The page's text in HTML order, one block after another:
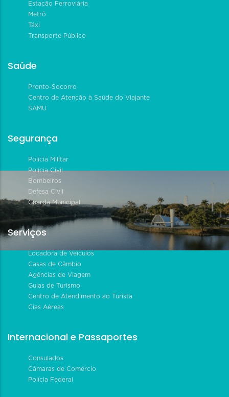
Estação Ferroviária
Metrô
Táxi
Transporte Público
Saúde
Pronto-Socorro
Centro de Atenção à Saúde do Viajante
SAMU
Segurança
Polícia Militar
Polícia Civil
Bombeiros
Defesa Civil
Guarda Municipal
Serviços
Locadora de Veículos
Casas de Câmbio
Agências de Viagem
Guias de Turismo
Centro de Atendimento ao Turista
Cias Aéreas
Internacional e Passaportes
Consulados
Câmaras de Comércio
Polícia Federal